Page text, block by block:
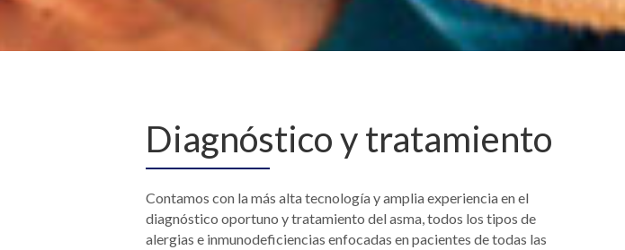
Diagnóstico y tratamiento
Contamos con la más alta tecnología y amplia experiencia en el
diagnóstico oportuno y tratamiento del asma, todos los tipos de
alergias e inmunodeficiencias enfocadas en pacientes de todas las